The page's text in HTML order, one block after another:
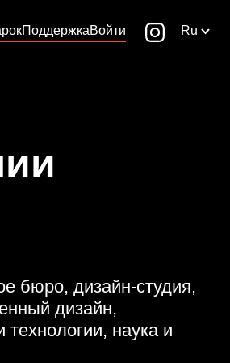
ПоддержкаВойти Ru
бюро, дизайн-студия,
дизайн,
технологии, наука и